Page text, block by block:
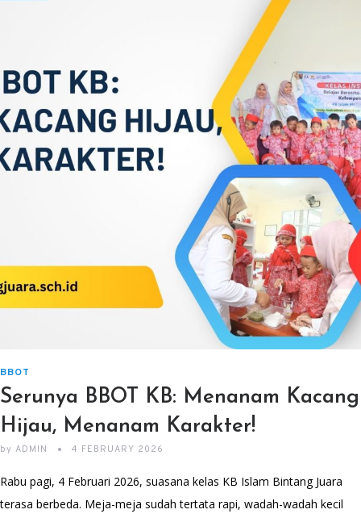
BBOT
Serunya BBOT KB: Menanam Kacang
Hijau, Menanam Karakter!
by ADMIN 4 FEBRUARY 2026
Rabu pagi, 4 Februari 2026, suasana kelas KB Islam Bintang Juara
terasa berbeda. Meja-meja sudah tertata rapi, wadah-wadah kecil